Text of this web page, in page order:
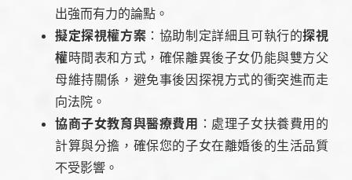
出強而有力的論點。
擬定探視權方案 ：協助制定詳細且可執行的探視
權時間表和方式，確保離異後子女仍能與雙方父
母維持關係，避免事後因探視方式的衝突進而走
向法院。
協商子女教育與醫療費用 ：處理子女扶養費用的
計算與分擔，確保您的子女在離婚後的生活品質
不受影響。